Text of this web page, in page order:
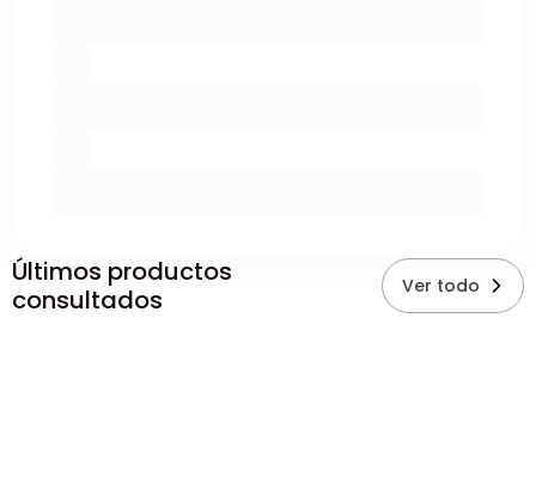
Últimos productos
consultados
Ver todo